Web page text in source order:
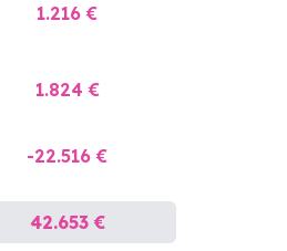
1.216 €
1.824 €
-22.516 €
42.653 €